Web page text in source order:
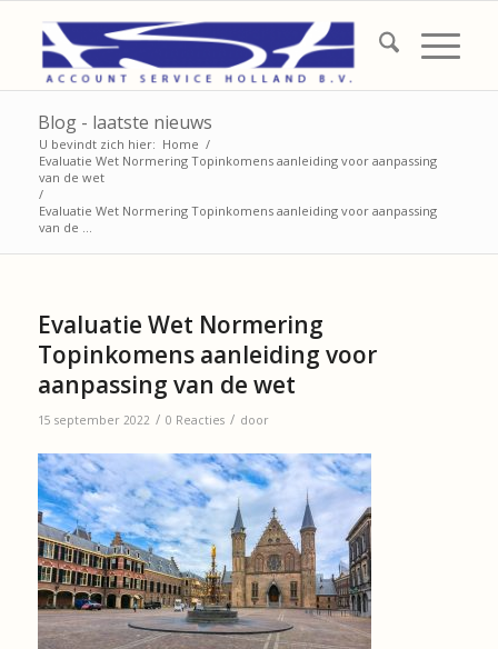
Blog - laatste nieuws
U bevindt zich hier: Home /
Evaluatie Wet Normering Topinkomens aanleiding voor aanpassing
van de wet
/
Evaluatie Wet Normering Topinkomens aanleiding voor aanpassing
van de ...
Evaluatie Wet Normering
Topinkomens aanleiding voor
aanpassing van de wet
15 september 2022 / 0 Reacties / door